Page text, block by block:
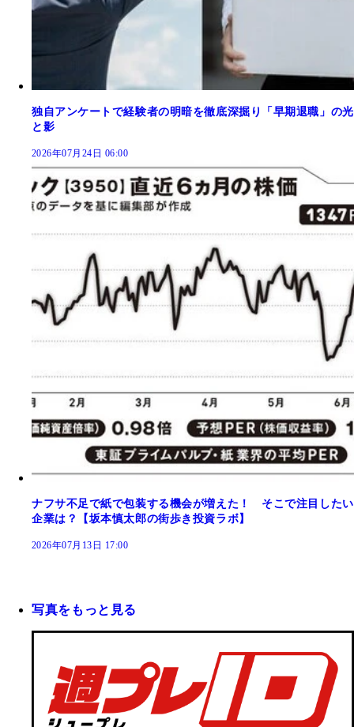
独自アンケートで経験者の明暗を徹底深掘り「早期退職」の光
と影
2026年07月24日 06:00
ナフサ不足で紙で包装する機会が増えた！ そこで注目したい
企業は？【坂本慎太郎の街歩き投資ラボ】
2026年07月13日 17:00
写真をもっと見る